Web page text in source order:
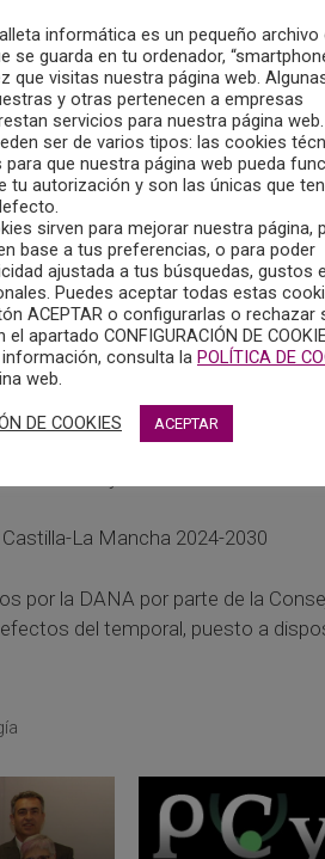
de Servicios Sociales, reunión
Oficial de Trabajo Social,
de la Intervención Social, en
de la consejería de infancia y
Infancia y la Adolescencia de
La Mancha 2024-2030
la DANA por parte de la
del temporal, puesto a
informática es un pequeño archivo
se guarda en tu ordenador,
que visitas nuestra página web.
y otras pertenecen a empresas
servicios para nuestra página web.
ser de varios tipos: las cookies
que nuestra página web pueda
tu autorización y son las únicas que
sirven para mejorar nuestra página,
base a tus preferencias, o para poder
ajustada a tus búsquedas, gustos e
Puedes aceptar todas estas
ACEPTAR o configurarlas o rechazar
apartado CONFIGURACIÓN DE
consulta la POLÍTICA DE
web.
DE COOKIES ACEPTAR